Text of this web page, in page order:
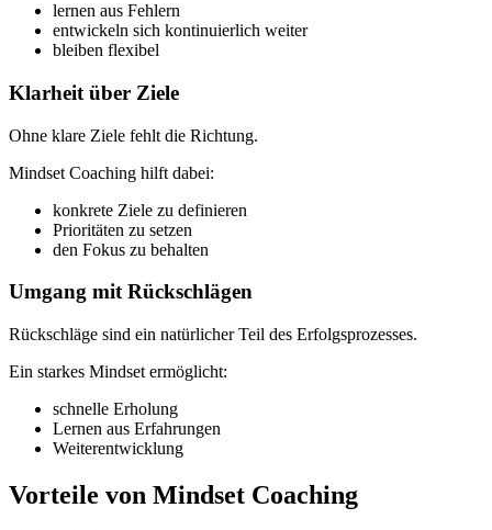
lernen aus Fehlern
entwickeln sich kontinuierlich weiter
bleiben flexibel
Klarheit über Ziele
Ohne klare Ziele fehlt die Richtung.
Mindset Coaching hilft dabei:
konkrete Ziele zu definieren
Prioritäten zu setzen
den Fokus zu behalten
Umgang mit Rückschlägen
Rückschläge sind ein natürlicher Teil des Erfolgsprozesses.
Ein starkes Mindset ermöglicht:
schnelle Erholung
Lernen aus Erfahrungen
Weiterentwicklung
Vorteile von Mindset Coaching